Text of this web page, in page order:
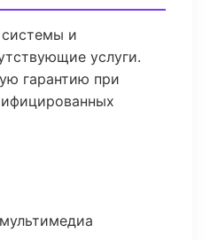
и
услуги.
гарантию при